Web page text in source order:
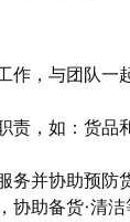
作，与团队一
责，如：货品
务并协助预防
助备货·清洁